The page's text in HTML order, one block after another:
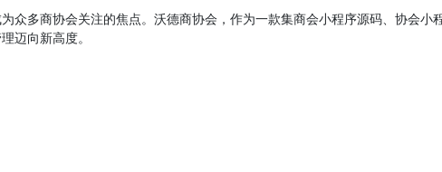
众多商协会关注的焦点。沃德商协会，作为一款集商会小程序源码、协会小
迈向新高度。